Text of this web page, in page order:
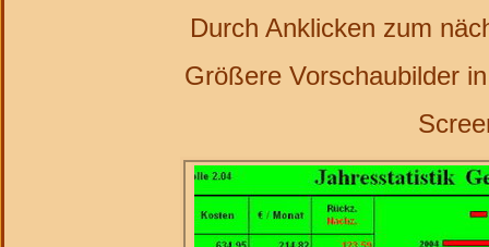
Durch Anklicken zum
Größere Vorschaubilder